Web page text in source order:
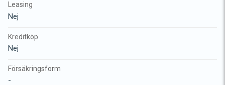
Leasing
Nej
Kreditköp
Nej
Försäkringsform
-